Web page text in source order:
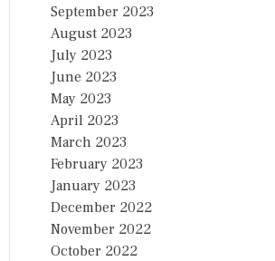
September 2023
August 2023
July 2023
June 2023
May 2023
April 2023
March 2023
February 2023
January 2023
December 2022
November 2022
October 2022